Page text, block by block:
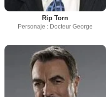
Rip Torn
Personaje : Docteur George